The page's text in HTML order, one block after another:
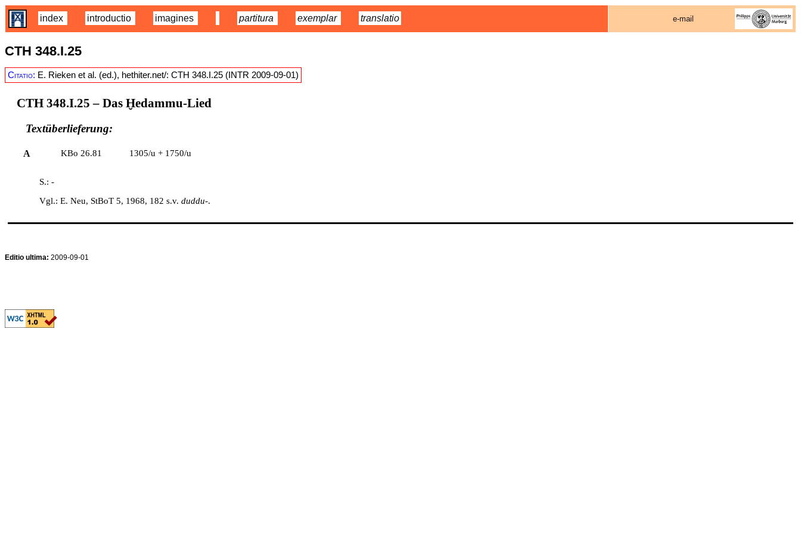
index introductio imagines partitura exemplar translatio e-mail
CTH 348.I.25
Citatio: E. Rieken et al. (ed.), hethiter.net/: CTH 348.I.25 (INTR 2009-09-01)
CTH 348.I.25 – Das Ḫedammu-Lied
Textüberlieferung:
A KBo 26.81 1305/u + 1750/u
S.: -
Vgl.: E. Neu, StBoT 5, 1968, 182 s.v. duddu-.
Editio ultima: 2009-09-01